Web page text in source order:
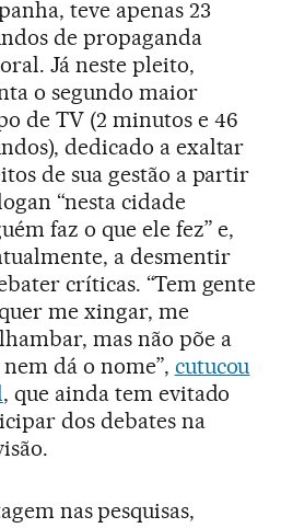
teve apenas 23
de propaganda
Já neste pleito,
o segundo maior
de TV (2 minutos e 46
dedicado a exaltar
de sua gestão a partir
“nesta cidade
faz o que ele fez” e,
a desmentir
críticas. “Tem gente
me xingar, me
mas não põe a
dá o nome”, cutucou
, que ainda tem evitado
dos debates na
nas pesquisas,